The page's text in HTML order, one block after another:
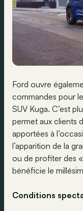
Ford ouvre
commandes pour
SUV Kuga. C’est
permet aux clients
apportées à
l’apparition de la
ou de profiter des
bénéficie le
Conditions